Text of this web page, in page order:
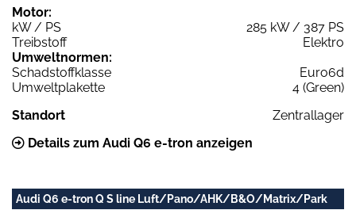
Motor:
kW / PS
285 kW / 387 PS
Treibstoff
Elektro
Umweltnormen:
Schadstoffklasse
Euro6d
Umweltplakette
4 (Green)
Standort
Zentrallager
Details zum Audi Q6 e-tron anzeigen
Audi Q6 e-tron Q S line Luft/Pano/AHK/B&O/Matrix/Park